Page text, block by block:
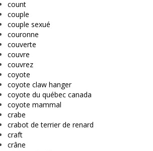
count
couple
couple sexué
couronne
couverte
couvre
couvrez
coyote
coyote claw hanger
coyote du québec canada
coyote mammal
crabe
crabot de terrier de renard
craft
crâne